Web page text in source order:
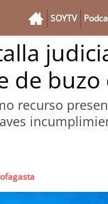
SOYTV
de buzo
recurso